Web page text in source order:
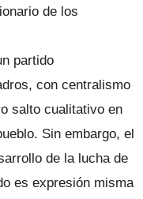
de los
partido
con centralismo
salto cualitativo en
Sin embargo, el
de la lucha de
es expresión misma